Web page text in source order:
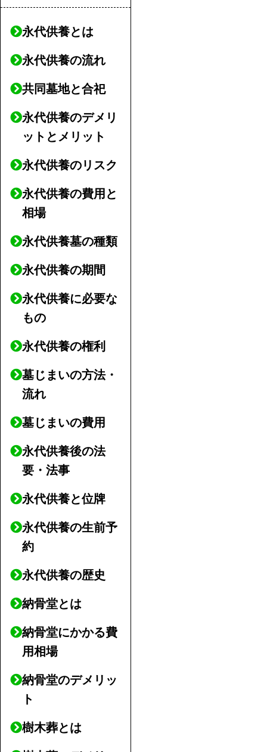
永代供養とは
永代供養の流れ
共同墓地と合祀
永代供養のデメリ
ットとメリット
永代供養のリスク
永代供養の費用と
相場
永代供養墓の種類
永代供養の期間
永代供養に必要な
もの
永代供養の権利
墓じまいの方法・
流れ
墓じまいの費用
永代供養後の法
要・法事
永代供養と位牌
永代供養の生前予
約
永代供養の歴史
納骨堂とは
納骨堂にかかる費
用相場
納骨堂のデメリッ
ト
樹木葬とは